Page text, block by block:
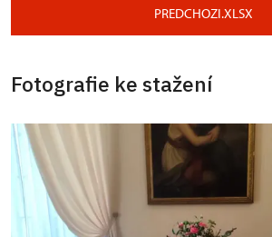
PREDCHOZI.XLSX
Fotografie ke stažení